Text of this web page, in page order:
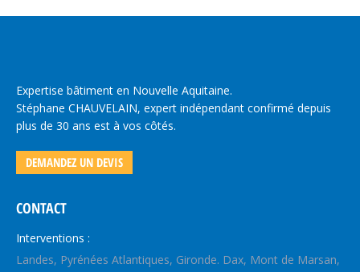
Expertise bâtiment en Nouvelle Aquitaine.
Stéphane CHAUVELAIN, expert indépendant confirmé depuis
plus de 30 ans est à vos côtés.
DEMANDEZ UN DEVIS
CONTACT
Interventions :
Landes, Pyrénées Atlantiques, Gironde. Dax, Mont de Marsan,